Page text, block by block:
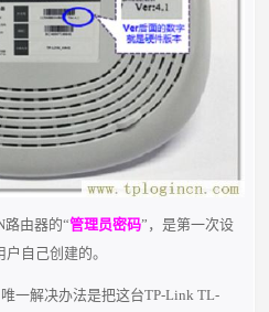
路由器的“管理员密码”，是第一次设
自己创建的。
一解决办法是把这台TP-Link TL-